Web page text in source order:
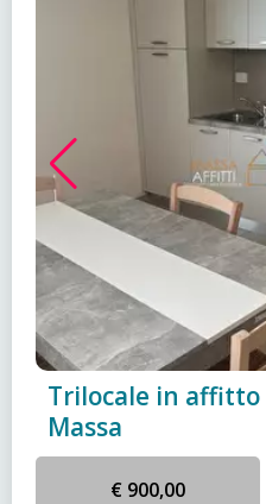
Trilocale in affitto
Massa
€ 900,00